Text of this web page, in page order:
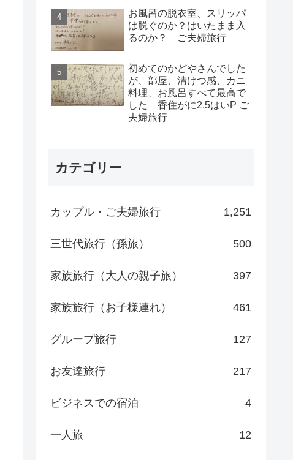
お風呂の脱衣室、スリッパ
は脱ぐのか？はいたまま入
るのか？ ご夫婦旅行
初めてのかどやさんでした
が、部屋、清けつ感、カニ
料理、お風呂すべて最高で
した 香住がに2.5はいP ご
夫婦旅行
カテゴリー
カップル・ご夫婦旅行 1,251
三世代旅行（孫旅） 500
家族旅行（大人の親子旅） 397
家族旅行（お子様連れ） 461
グループ旅行 127
お友達旅行 217
ビジネスでの宿泊 4
一人旅 12